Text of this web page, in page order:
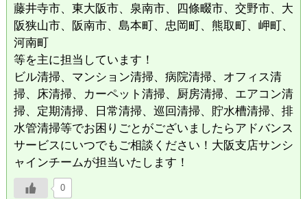
藤井寺市、東大阪市、泉南市、四條畷市、交野市、大
阪狭山市、阪南市、島本町、忠岡町、熊取町、岬町、
河南町
等を主に担当しています！
ビル清掃、マンション清掃、病院清掃、オフィス清
掃、床清掃、カーペット清掃、厨房清掃、エアコン清
掃、定期清掃、日常清掃、巡回清掃、貯水槽清掃、排
水管清掃等でお困りごとがございましたらアドバンス
サービスにいつでもご相談ください！大阪支店サンシ
ャインチームが担当いたします！
0